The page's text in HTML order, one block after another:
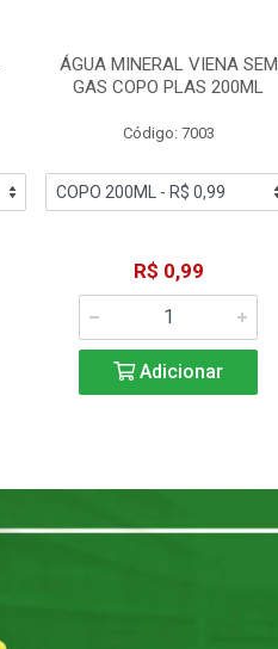
ÁGUA MINERAL VIENA SEM
GAS COPO PLAS 200ML
Código: 7003
R$ 0,99
Adicionar